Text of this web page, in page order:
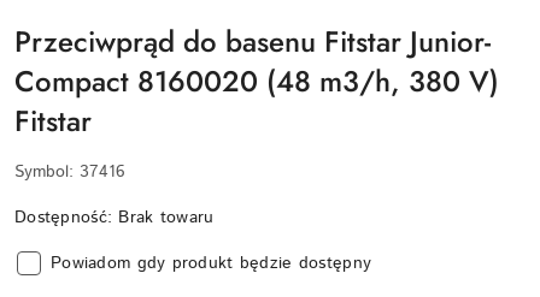
Przeciwprąd do basenu Fitstar Junior-
Compact 8160020 (48 m3/h, 380 V)
Fitstar
Symbol: 37416
Dostępność: Brak towaru
Powiadom gdy produkt będzie dostępny